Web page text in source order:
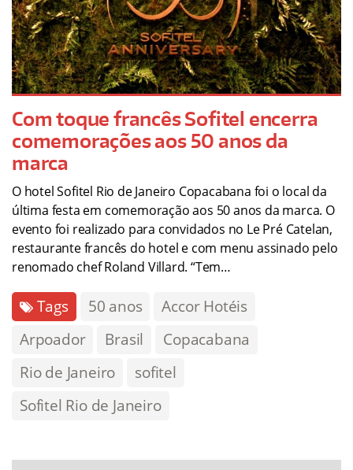
Com toque francês Sofitel encerra
comemorações aos 50 anos da
marca
O hotel Sofitel Rio de Janeiro Copacabana foi o local da
última festa em comemoração aos 50 anos da marca. O
evento foi realizado para convidados no Le Pré Catelan,
restaurante francês do hotel e com menu assinado pelo
renomado chef Roland Villard. “Tem…
Tags 50 anos
Accor Hotéis
Arpoador
Brasil
Copacabana
Rio de Janeiro
sofitel
Sofitel Rio de Janeiro